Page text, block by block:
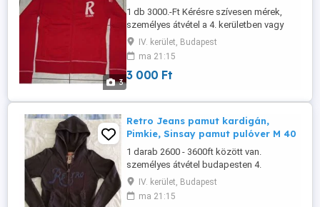
3
1 db 3000.-Ft Kérésre szívesen mérek,
személyes átvétel a 4. kerületben vagy
utalás után postázom.
IV. kerület, Budapest
ma 21:15
3 000 Ft
Retro Jeans pamut kardigán,
Pimkie, Sinsay pamut pulóver M 40
1 darab 2600 - 3600ft között van.
személyes átvétel budapesten 4.
kerületben vagy utalás után postázom
IV. kerület, Budapest
ma 21:15